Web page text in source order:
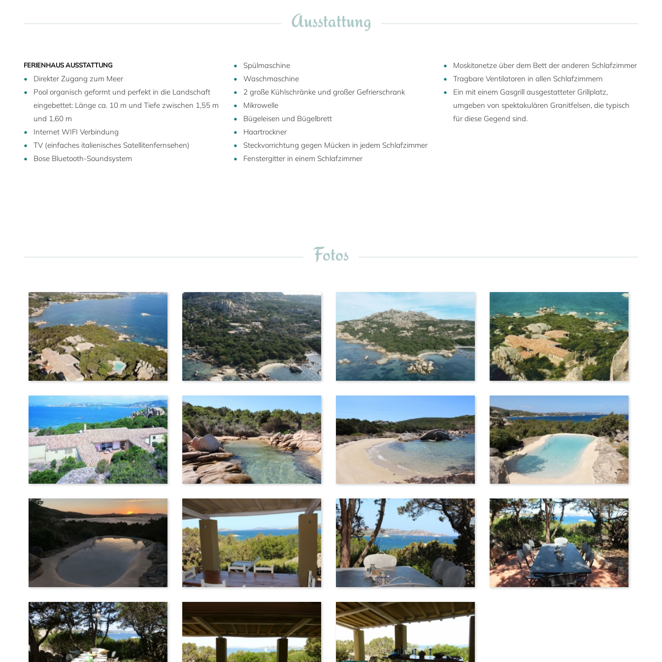
Ausstattung
FERIENHAUS AUSSTATTUNG
Direkter Zugang zum Meer
Pool organisch geformt und perfekt in die Landschaft
eingebettet: Länge ca. 10 m und Tiefe zwischen 1,55 m
und 1,60 m
Internet WIFI Verbindung
TV (einfaches italienisches Satellitenfernsehen)
Bose Bluetooth-Soundsystem
Spülmaschine
Waschmaschine
2 große Kühlschränke und großer Gefrierschrank
Mikrowelle
Bügeleisen und Bügelbrett
Haartrockner
Steckvorrichtung gegen Mücken in jedem Schlafzimmer
Fenstergitter in einem Schlafzimmer
Moskitonetze über dem Bett der anderen Schlafzimmer
Tragbare Ventilatoren in allen Schlafzimmern
Ein mit einem Gasgrill ausgestatteter Grillplatz,
umgeben von spektakulären Granitfelsen, die typisch
für diese Gegend sind.
Fotos